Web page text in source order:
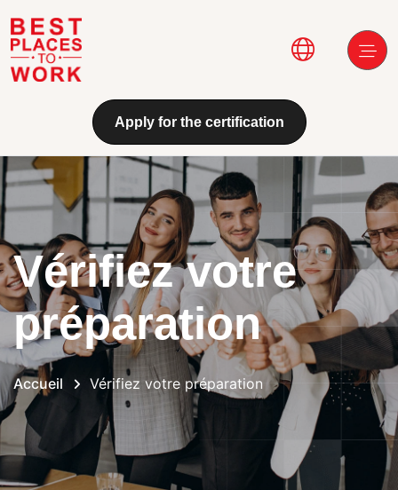
Aller au contenu principal
Main
Apply for the certification
Vérifiez votre
préparation
Accueil Vérifiez votre préparation